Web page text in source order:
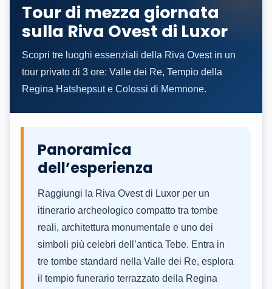
Tour di mezza giornata
sulla Riva Ovest di Luxor
Scopri tre luoghi essenziali della Riva Ovest in un
tour privato di 3 ore: Valle dei Re, Tempio della
Regina Hatshepsut e Colossi di Memnone.
Panoramica
dell’esperienza
Raggiungi la Riva Ovest di Luxor per un
itinerario archeologico compatto tra tombe
reali, architettura monumentale e uno dei
simboli più celebri dell’antica Tebe. Entra in
tre tombe standard nella Valle dei Re, esplora
il tempio funerario terrazzato della Regina